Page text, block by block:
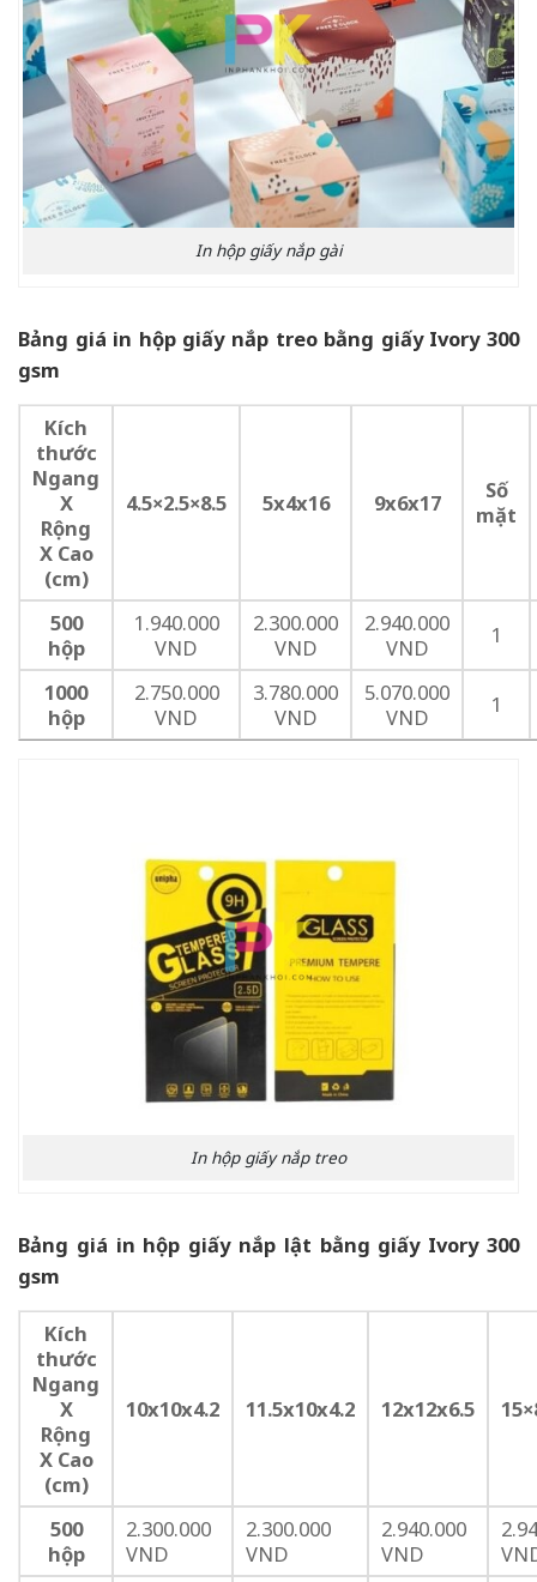
In hộp giấy nắp gài
Bảng giá in hộp giấy nắp treo bằng giấy Ivory 300
gsm
Kích
thước
Ngang
X
Rộng
X Cao
(cm)
4.5×2.5×8.5 5x4x16 9x6x17
Số
mặt
500
hộp
1.940.000
VND
2.300.000
VND
2.940.000
VND
1
1000
hộp
2.750.000
VND
3.780.000
VND
5.070.000
VND
1
In hộp giấy nắp treo
Bảng giá in hộp giấy nắp lật bằng giấy Ivory 300
gsm
Kích
thước
Ngang
X
Rộng
X Cao
(cm)
10x10x4.2 11.5x10x4.2 12x12x6.5
500
hộp
2.300.000
VND
2.300.000
VND
2.940.000
VND